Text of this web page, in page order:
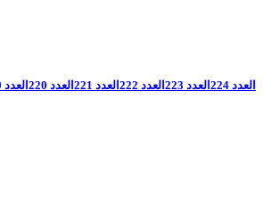
العدد 224 العدد 223 العدد 222 العدد 221 العدد 220 العدد 219